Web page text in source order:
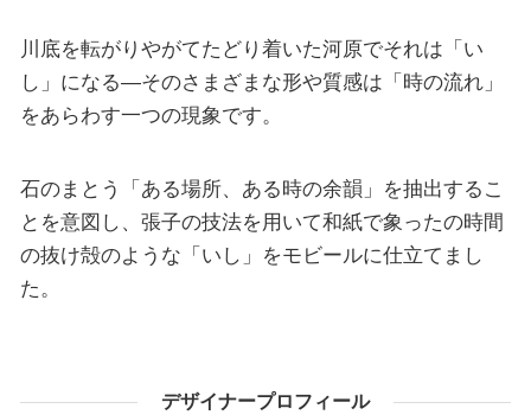
川底を転がりやがてたどり着いた河原でそれは「い
し」になる―そのさまざまな形や質感は「時の流れ」
をあらわす一つの現象です。
石のまとう「ある場所、ある時の余韻」を抽出するこ
とを意図し、張子の技法を用いて和紙で象ったの時間
の抜け殻のような「いし」をモビールに仕立てまし
た。
デザイナープロフィール